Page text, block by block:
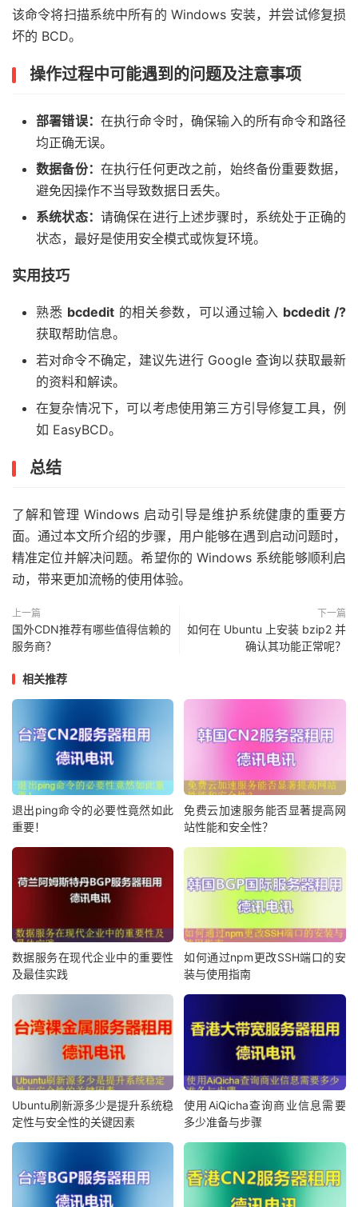
该命令将扫描系统中所有的 Windows 安装，并尝试修复损
坏的 BCD。
操作过程中可能遇到的问题及注意事项
部署错误： 在执行命令时，确保输入的所有命令和路径
均正确无误。
数据备份： 在执行任何更改之前，始终备份重要数据，
避免因操作不当导致数据日丢失。
系统状态： 请确保在进行上述步骤时，系统处于正确的
状态，最好是使用安全模式或恢复环境。
实用技巧
熟悉 bcdedit 的相关参数，可以通过输入 bcdedit /?
获取帮助信息。
若对命令不确定，建议先进行 Google 查询以获取最新
的资料和解读。
在复杂情况下，可以考虑使用第三方引导修复工具，例
如 EasyBCD。
总结
了解和管理 Windows 启动引导是维护系统健康的重要方
面。通过本文所介绍的步骤，用户能够在遇到启动问题时，
精准定位并解决问题。希望你的 Windows 系统能够顺利启
动，带来更加流畅的使用体验。
上一篇
国外CDN推荐有哪些值得信赖的
服务商？
下一篇
如何在 Ubuntu 上安装 bzip2 并
确认其功能正常呢？
相关推荐
退出ping命令的必要性竟然如此
重要！
免费云加速服务能否显著提高网
站性能和安全性？
数据服务在现代企业中的重要性
及最佳实践
如何通过npm更改SSH端口的安
装与使用指南
Ubuntu刷新源多少是提升系统稳
定性与安全性的关键因素
使用AiQicha查询商业信息需要
多少准备与步骤